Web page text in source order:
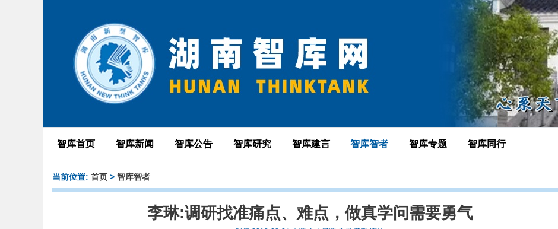
智库首页 智库新闻 智库公告 智库研究 智库建言 智库智者 智库专题 智库同行
当前位置: 首页 > 智库智者
李琳:调研找准痛点、难点，做真学问需要勇气